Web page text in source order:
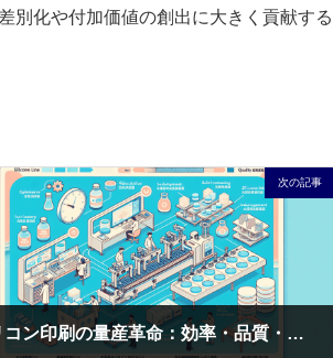
別化や付加価値の創出に大きく貢献する
次の記事
シリコン印刷の量産革命：効率・品質・環境を追求する5つの鍵